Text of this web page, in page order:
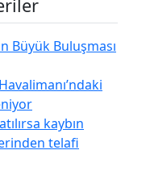
Büyük Buluşması
kaybın
telafi